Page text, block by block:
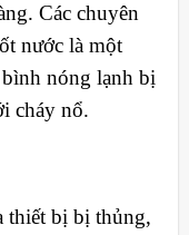
Các chuyên
nước là một
nóng lạnh bị
cháy nổ.
thiết bị bị thủng,